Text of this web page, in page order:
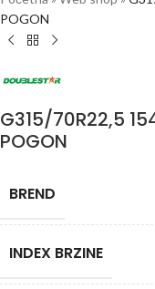
POGON
G315/70R22,5
POGON
BREND
INDEX BRZINE